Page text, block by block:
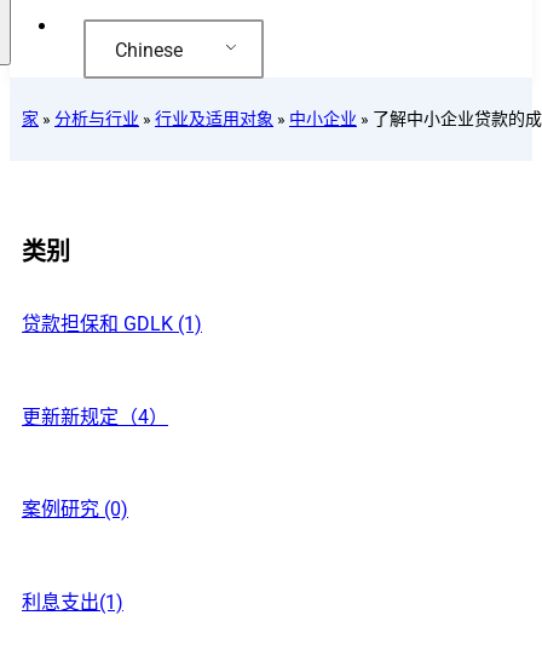
Chinese
家 » 分析与行业 » 行业及适用对象 » 中小企业 » 了解中小企业贷款的
类别
贷款担保和 GDLK (1)
更新新规定（4）
案例研究 (0)
利息支出(1)